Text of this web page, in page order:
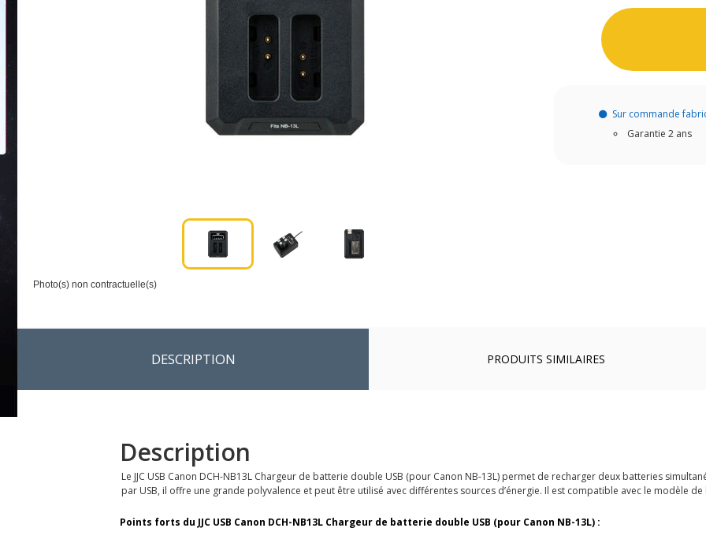
Photo(s) non contractuelle(s)
Sur commande
Garantie 2 ans
DESCRIPTION PRODUITS SIMILAIRES
Description
Le JJC USB Canon DCH-NB13L Chargeur de batterie double USB (pour Canon NB-13L) permet de recharger deux batteries
par USB, il offre une grande polyvalence et peut être utilisé avec différentes sources d’énergie. Il est compatible avec le modèle de
Points forts du JJC USB Canon DCH-NB13L Chargeur de batterie double USB (pour Canon NB-13L) :